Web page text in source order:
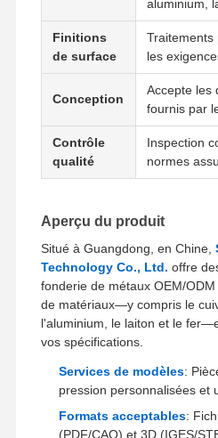
aluminium,
Finitions
de surface
Traitements
les
Conception
Accepte les
fournis par
Contrôle
qualité
Inspection
normes
Aperçu du produit
Situé à Guangdong, en Chine,
Technology Co., Ltd. offre
fonderie de métaux OEM/
de matériaux—y compris le
l'aluminium, le laiton et le
vos spécifications.
Services de modèles:
pression personnalisées et
Formats acceptables:
(PDF/CAO) et 3D (IGES/